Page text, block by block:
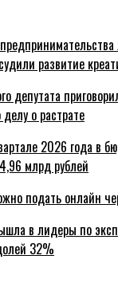
развитие
депутата
о растрате
2026 года в
млрд рублей
подать онлайн
в лидеры по
32%